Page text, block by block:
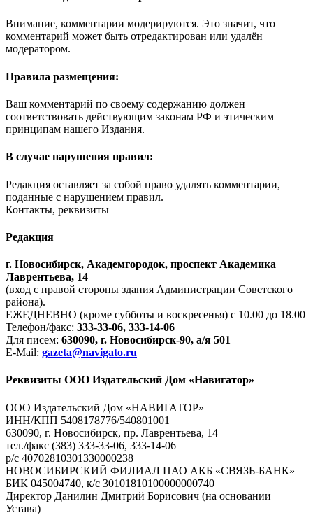
Внимание, комментарии модерируются. Это значит, что
комментарий может быть отредактирован или удалён
модератором.
Правила размещения:
Ваш комментарий по своему содержанию должен
соответствовать действующим законам РФ и этическим
принципам нашего Издания.
В случае нарушения правил:
Редакция оставляет за собой право удалять комментарии,
поданные с нарушением правил.
Контакты, реквизиты
Редакция
г. Новосибирск, Академгородок, проспект Академика
Лаврентьева, 14
(вход с правой стороны здания Администрации Советского
района).
ЕЖЕДНЕВНО (кроме субботы и воскресенья) с 10.00 до 18.00
Телефон/факс: 333-33-06, 333-14-06
Для писем: 630090, г. Новосибирск-90, а/я 501
E-Mail: gazeta@navigato.ru
Реквизиты ООО Издательский Дом «Навигатор»
ООО Издательский Дом «НАВИГАТОР»
ИНН/КПП 5408178776/540801001
630090, г. Новосибирск, пр. Лаврентьева, 14
тел./факс (383) 333-33-06, 333-14-06
р/с 40702810301330000238
НОВОСИБИРСКИЙ ФИЛИАЛ ПАО АКБ «СВЯЗЬ-БАНК»
БИК 045004740, к/с 30101810100000000740
Директор Данилин Дмитрий Борисович (на основании
Устава)